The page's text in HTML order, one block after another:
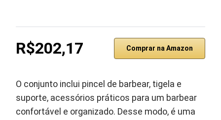
R$202,17 Comprar na Amazon
O conjunto inclui pincel de barbear, tigela e
suporte, acessórios práticos para um barbear
confortável e organizado. Desse modo, é uma